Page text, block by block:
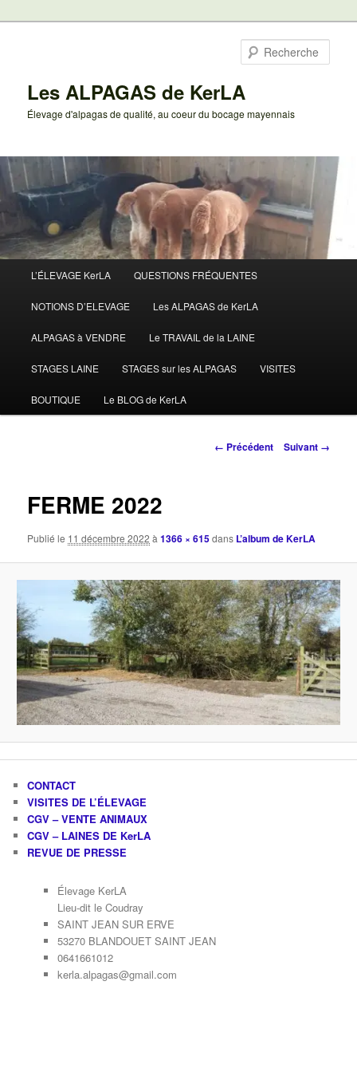
Les ALPAGAS de KerLA
Élevage d'alpagas de qualité, au coeur du bocage mayennais
principal
L’ÉLEVAGE KerLA QUESTIONS FRÉQUENTES
NOTIONS D’ELEVAGE Les ALPAGAS de KerLA
ALPAGAS à VENDRE Le TRAVAIL de la LAINE
STAGES LAINE STAGES sur les ALPAGAS VISITES
BOUTIQUE Le BLOG de KerLA
Navigation
← Précédent Suivant →
FERME 2022
Publié le 11 décembre 2022 à1366 × 615dans L’album de KerLA
CONTACT
VISITES DE L’ÉLEVAGE
CGV – VENTE ANIMAUX
CGV – LAINES DE KerLA
REVUE DE PRESSE
Élevage KerLA
Lieu-dit le Coudray
SAINT JEAN SUR ERVE
53270 BLANDOUET SAINT JEAN
0641661012
kerla.alpagas@gmail.com